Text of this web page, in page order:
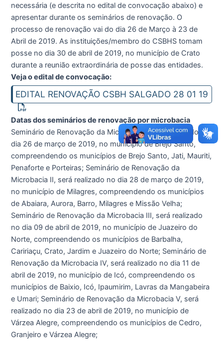
necessária (e descrita no edital de convocação abaixo) e
apresentar durante os seminários de renovação. O
processo de renovação vai do dia 26 de Março à 23 de
Abril de 2019. As instituições/membro do CSBHS tomam
posse no dia 30 de abril de 2019, no município de Crato
durante a reunião extraordinária de posse das entidades.
Veja o edital de convocação:
EDITAL RENOVAÇÃO CSBH SALGADO 28 01 19
Datas dos seminários de renovação por microbacia
Seminário de Renovação da Microbacia I, será realizado no
dia 26 de março de 2019, no município de Brejo Santo,
compreendendo os municípios de Brejo Santo, Jati, Mauriti,
Penaforte e Porteiras; Seminário de Renovação da
Microbacia II, será realizado no dia 28 de março de 2019,
no município de Milagres, compreendendo os municípios
de Abaiara, Aurora, Barro, Milagres e Missão Velha;
Seminário de Renovação da Microbacia III, será realizado
no dia 09 de abril de 2019, no município de Juazeiro do
Norte, compreendendo os municípios de Barbalha,
Caririaçu, Crato, Jardim e Juazeiro do Norte; Seminário de
Renovação da Microbacia IV, será realizado no dia 11 de
abril de 2019, no município de Icó, compreendendo os
municípios de Baixio, Icó, Ipaumirim, Lavras da Mangabeira
e Umari; Seminário de Renovação da Microbacia V, será
realizado no dia 23 de abril de 2019, no município de
Várzea Alegre, compreendendo os municípios de Cedro,
Granjeiro e Várzea Alegre;